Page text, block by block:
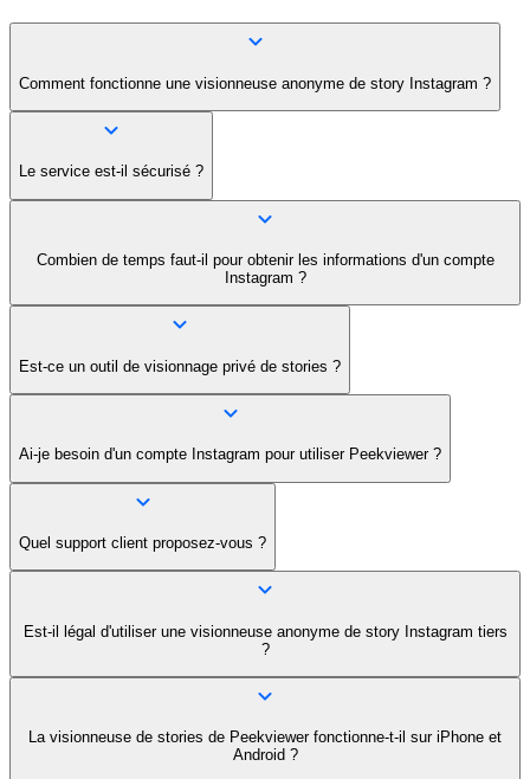
Comment fonctionne une visionneuse anonyme de story Instagram ?
Le service est-il sécurisé ?
Combien de temps faut-il pour obtenir les informations d'un compte
Instagram ?
Est-ce un outil de visionnage privé de stories ?
Ai-je besoin d'un compte Instagram pour utiliser Peekviewer ?
Quel support client proposez-vous ?
Est-il légal d'utiliser une visionneuse anonyme de story Instagram tiers
?
La visionneuse de stories de Peekviewer fonctionne-t-il sur iPhone et
Android ?